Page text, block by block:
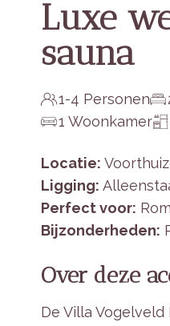
Luxe
sauna
1-4 Personen
1 Woonkamer
Locatie:
Ligging:
Perfect voor:
Bijzonderheden:
Over deze
De Villa